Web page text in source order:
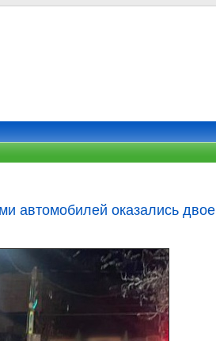
автомобилей оказались двое